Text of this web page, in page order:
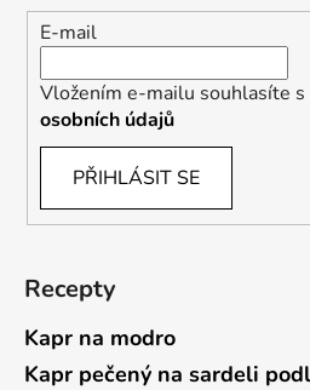
E-mail
Vložením e-mailu souhlasíte s
osobních údajů
PŘIHLÁSIT SE
Recepty
Kapr na modro
Kapr pečený na sardeli